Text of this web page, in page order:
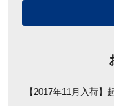
【2017年11月入荷】